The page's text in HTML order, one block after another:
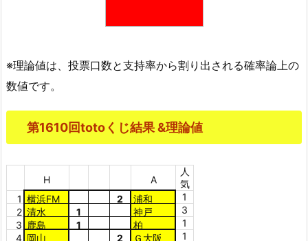
※理論値は、投票口数と支持率から割り出される確率論上の
数値です。
第1610回totoくじ結果 &理論値
H A
人
気
1 横浜FM 2 浦和
1
2 清水 1 神戸
3
3 鹿島 1 柏
1
4 岡山 2 Ｇ大阪
1